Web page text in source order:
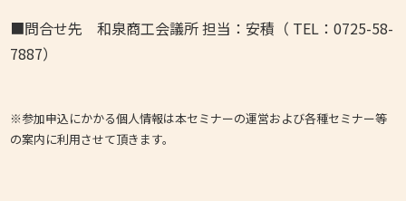
■問合せ先 和泉商工会議所 担当：安積（ TEL：0725-58-
7887）
※参加申込にかかる個人情報は本セミナーの運営および各種セミナー等
の案内に利用させて頂きます。